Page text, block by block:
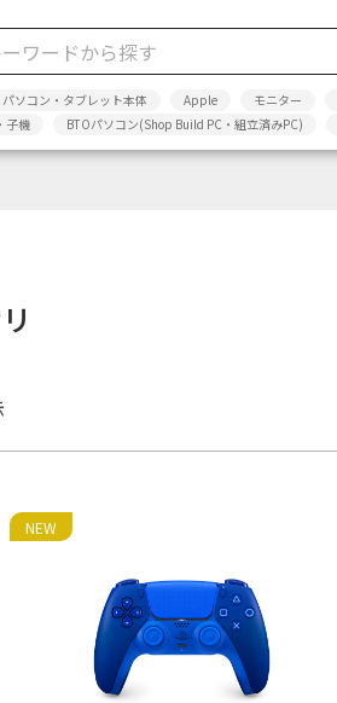
パソコン・タブレット本体 Apple モニター
子機
BTOパソコン(Shop Build PC・組立済みPC)
NEW